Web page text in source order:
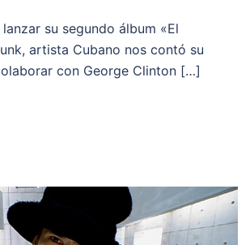
su segundo álbum «El
artista Cubano nos contó su
con George Clinton […]